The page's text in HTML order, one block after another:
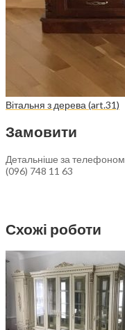
Вітальня з дерева (art.31)
Замовити
Детальніше за телефоном
(096) 748 11 63
Схожі роботи